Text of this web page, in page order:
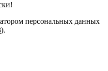
персональных данных
).